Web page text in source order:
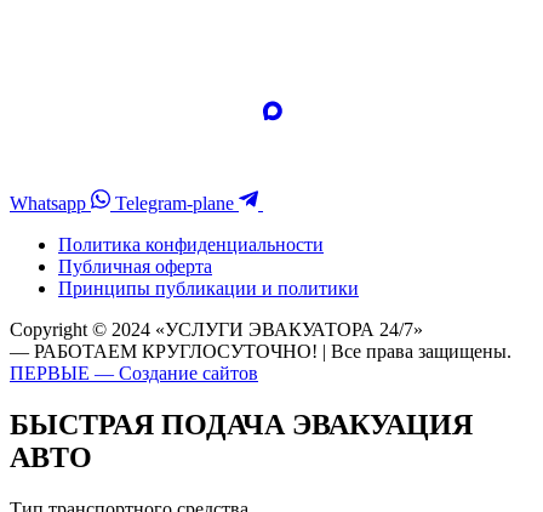
Whatsapp
Telegram-plane
Политика конфиденциальности
Публичная оферта
Принципы публикации и политики
Copyright © 2024 «УСЛУГИ ЭВАКУАТОРА 24/7»
— РАБОТАЕМ КРУГЛОСУТОЧНО! | Все права защищены.
ПЕРВЫЕ — Создание сайтов
БЫСТРАЯ ПОДАЧА ЭВАКУАЦИЯ
АВТО